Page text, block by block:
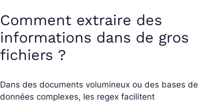
Comment extraire des
informations dans de gros
fichiers ?
Dans des documents volumineux ou des bases de
données complexes, les regex facilitent